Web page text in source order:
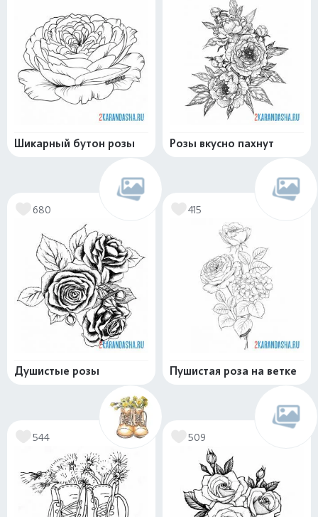
Шикарный бутон розы Розы вкусно пахнут
680
Душистые розы
415
Пушистая роза на ветке
544 509